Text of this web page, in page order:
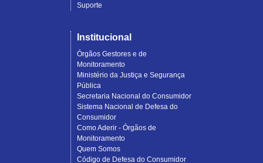
Suporte
Institucional
Órgãos Gestores e de
Monitoramento
Ministério da Justiça e Segurança
Pública
Secretaria Nacional do Consumidor
Sistema Nacional de Defesa do
Consumidor
Como Aderir - Órgãos de
Monitoramento
Quem Somos
Código de Defesa do Consumidor